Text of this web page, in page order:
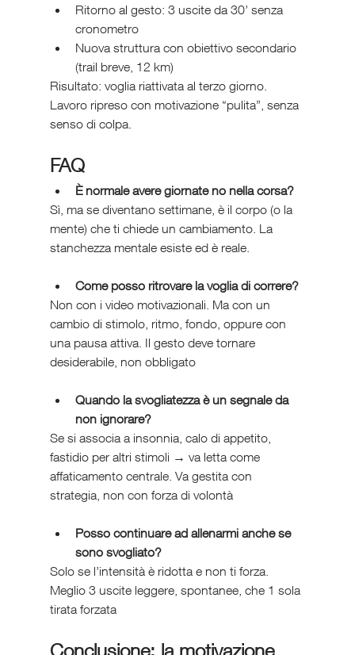
Ritorno al gesto: 3 uscite da 30’ senza
cronometro
Nuova struttura con obiettivo secondario
(trail breve, 12 km)
Risultato: voglia riattivata al terzo giorno.
Lavoro ripreso con motivazione “pulita”, senza
senso di colpa.
FAQ
È normale avere giornate no nella corsa?
Sì, ma se diventano settimane, è il corpo (o la
mente) che ti chiede un cambiamento. La
stanchezza mentale esiste ed è reale.
Come posso ritrovare la voglia di correre?
Non con i video motivazionali. Ma con un
cambio di stimolo, ritmo, fondo, oppure con
una pausa attiva. Il gesto deve tornare
desiderabile, non obbligato
Quando la svogliatezza è un segnale da
non ignorare?
Se si associa a insonnia, calo di appetito,
fastidio per altri stimoli → va letta come
affaticamento centrale. Va gestita con
strategia, non con forza di volontà
Posso continuare ad allenarmi anche se
sono svogliato?
Solo se l’intensità è ridotta e non ti forza.
Meglio 3 uscite leggere, spontanee, che 1 sola
tirata forzata
Conclusione: la motivazione